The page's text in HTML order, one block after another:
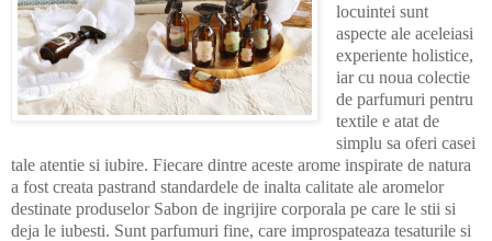
locuintei sunt
aspecte ale aceleiasi
experiente holistice,
iar cu noua colectie
de parfumuri pentru
textile e atat de
simplu sa oferi casei
tale atentie si iubire. Fiecare dintre aceste arome inspirate de natura
a fost creata pastrand standardele de inalta calitate ale aromelor
destinate produselor Sabon de ingrijire corporala pe care le stii si
deja le iubesti. Sunt parfumuri fine, care improspateaza tesaturile si